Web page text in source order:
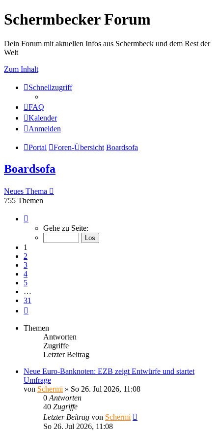
Schermbecker Forum
Dein Forum mit aktuellen Infos aus Schermbeck und dem Rest der
Welt
Zum Inhalt
Schnellzugriff
FAQ
Kalender
Anmelden
Portal Foren-Übersicht Boardsofa
Boardsofa
Neues Thema
755 Themen
von
Gehe zu Seite:
1
2
3
4
5
…
31
Themen
Antworten
Zugriffe
Letzter Beitrag
Neue Euro-Banknoten: EZB zeigt Entwürfe und startet
Umfrage
von Schermi » So 26. Jul 2026, 11:08
0 Antworten
40 Zugriffe
Letzter Beitrag von Schermi
So 26. Jul 2026, 11:08